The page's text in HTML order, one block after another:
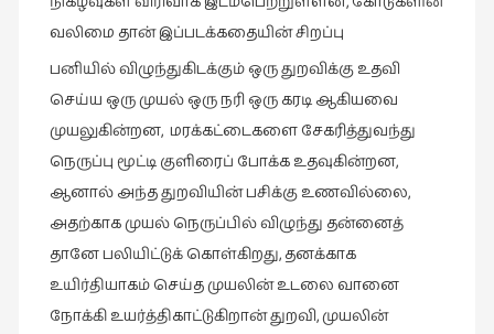
நாடகம்
நாவல்கள்
நாவல்கள்
நினைவுகுறிப்பு
நுண்கலை
வலிமை தான் இப்படக்கதையின் சிறப்பு
பனியில் விழுந்துகிடக்கும் ஒரு துறவிக்கு உதவி
செய்ய ஒரு முயல் ஒரு நரி ஒரு கரடி ஆகியவை
முயலுகின்றன, மரக்கட்டைகளை சேகரித்துவந்து
நெருப்பு மூட்டி குளிரைப் போக்க உதவுகின்றன,
ஆனால் அந்த துறவியின் பசிக்கு உணவில்லை,
அதற்காக முயல் நெருப்பில் விழுந்து தன்னைத்
தானே பலியிட்டுக் கொள்கிறது, தனக்காக
உயிர்தியாகம் செய்த முயலின் உடலை வானை
நோக்கி உயர்த்திகாட்டுகிறான் துறவி, முயலின்